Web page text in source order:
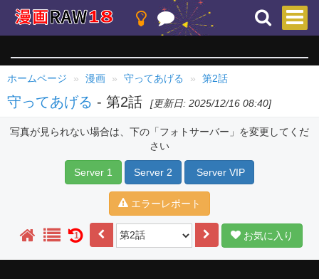
ホームページ 漫画 守ってあげる 第2話
守ってあげる - 第2話 [更新日: 2025/12/16 08:40]
写真が見られない場合は、下の「フォトサーバー」を変更してくだ
さい
Server 1 Server 2 Server VIP
エラーレポート
1 お気に入り